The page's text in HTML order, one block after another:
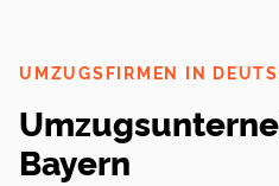
UMZUGSFIRMEN IN
Bayern